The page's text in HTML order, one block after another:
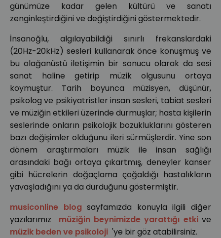
günümüze kadar gelen kültürü ve sanatı
zenginleştirdiğini ve değiştirdiğini göstermektedir.
İnsanoğlu, algılayabildiği sınırlı frekanslardaki
(20Hz-20kHz) sesleri kullanarak önce konuşmuş ve
bu olağanüstü iletişimin bir sonucu olarak da sesi
sanat haline getirip müzik olgusunu ortaya
koymuştur. Tarih boyunca müzisyen, düşünür,
psikolog ve psikiyatristler insan sesleri, tabiat sesleri
ve müziğin etkileri üzerinde durmuşlar; hasta kişilerin
seslerinde onların psikolojik bozukluklarını gösteren
bazı değişimler olduğunu ileri sürmüşlerdir. Yine son
dönem araştırmaları müzik ile insan sağlığı
arasındaki bağı ortaya çıkartmış, deneyler kanser
gibi hücrelerin doğaçlama çoğaldığı hastalıkların
yavaşladığını ya da durduğunu göstermiştir.
musiconline blog sayfamızda konuyla ilgili diğer
yazılarımız
müziğin beynimizde yarattığı etki ve
müzik beden ve psikoloji 'ye bir göz atabilirsiniz.